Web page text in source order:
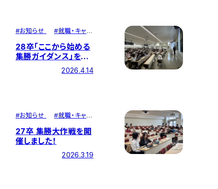
#お知らせ #就職・キャリ
28卒「ここから始める
集勝ガイダンス」を開
2026.4.14
#お知らせ #就職・キャリ
27卒 集勝大作戦を開
催しました！
2026.3.19